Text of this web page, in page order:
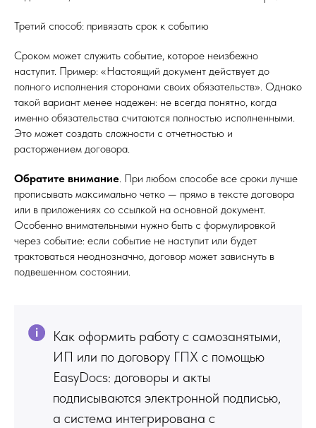
Третий способ: привязать срок к событию
Сроком может служить событие, которое неизбежно
наступит. Пример: «Настоящий документ действует до
полного исполнения сторонами своих обязательств». Однако
такой вариант менее надежен: не всегда понятно, когда
именно обязательства считаются полностью исполненными.
Это может создать сложности с отчетностью и
расторжением договора.
Обратите внимание. При любом способе все сроки лучше
прописывать максимально четко — прямо в тексте договора
или в приложениях со ссылкой на основной документ.
Особенно внимательными нужно быть с формулировкой
через событие: если событие не наступит или будет
трактоваться неоднозначно, договор может зависнуть в
подвешенном состоянии.
Как оформить работу с самозанятыми,
ИП или по договору ГПХ с помощью
EasyDocs: договоры и акты
подписываются электронной подписью,
а система интегрирована с